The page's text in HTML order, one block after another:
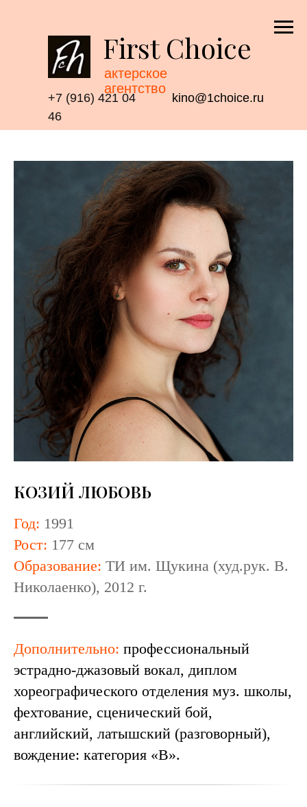
актерское
агентство
First Choice
+7 (916) 421 04
46
kino@1choice.ru
КОЗИЙ ЛЮБОВЬ
Год: 1991
Рост: 177 см
Образование: ТИ им. Щукина (худ.рук. В.
Николаенко), 2012 г.
Дополнительно: профессиональный
эстрадно-джазовый вокал, диплом
хореографического отделения муз. школы,
фехтование, сценический бой,
английский, латышский (разговорный),
вождение: категория «B».